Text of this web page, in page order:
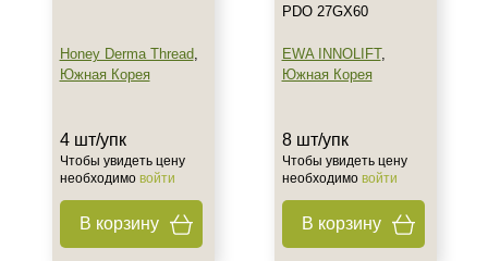
Honey Derma Thread,
Южная Корея
4 шт/упк
Чтобы увидеть цену
необходимо войти
В корзину
PDO 27GX60
EWA INNOLIFT,
Южная Корея
8 шт/упк
Чтобы увидеть цену
необходимо войти
В корзину